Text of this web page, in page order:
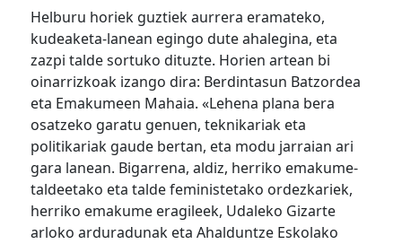
Helburu horiek guztiek aurrera eramateko,
kudeaketa-lanean egingo dute ahalegina, eta
zazpi talde sortuko dituzte. Horien artean bi
oinarrizkoak izango dira: Berdintasun Batzordea
eta Emakumeen Mahaia. «Lehena plana bera
osatzeko garatu genuen, teknikariak eta
politikariak gaude bertan, eta modu jarraian ari
gara lanean. Bigarrena, aldiz, herriko emakume-
taldeetako eta talde feministetako ordezkariek,
herriko emakume eragileek, Udaleko Gizarte
arloko arduradunak eta Ahalduntze Eskolako